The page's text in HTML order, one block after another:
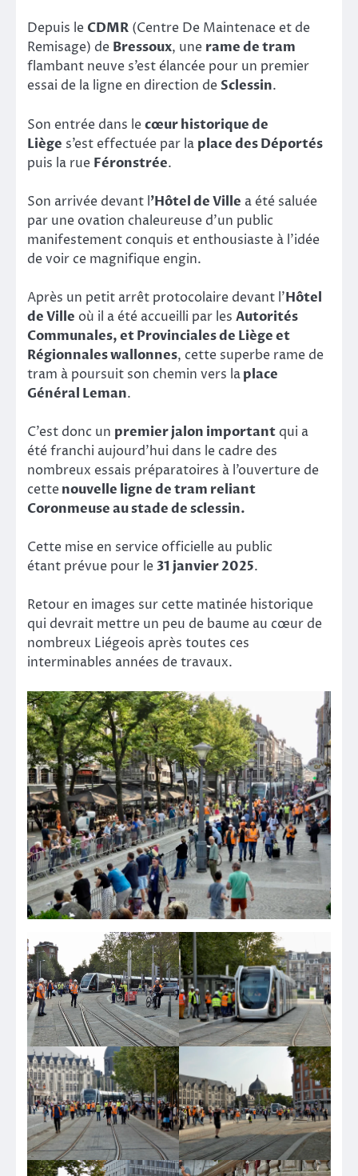
Depuis le CDMR (Centre De Maintenace et de
Remisage) de Bressoux, une rame de tram
flambant neuve s’est élancée pour un premier
essai de la ligne en direction deSclessin.
Son entrée dans lecœur historique de
Liège s’est effectuée par la place des Déportés
puis la rue Féronstrée.
Son arrivée devant l’Hôtel de Ville a été saluée
par une ovation chaleureuse d’un public
manifestement conquis et enthousiaste à l’idée
de voir ce magnifique engin.
Après un petit arrêt protocolaire devant l’Hôtel
de Ville où il a été accueilli par les Autorités
Communales, et Provinciales de Liège et
Régionnales wallonnes, cette superbe rame de
tram à poursuit son chemin vers laplace
Général Leman.
C’est donc un premier jalon important qui a
été franchi aujourd’hui dans le cadre des
nombreux essais préparatoires à l’ouverture de
cettenouvelle ligne de tram reliant
Coronmeuse au stade de sclessin.
Cette mise en service officielle au public
étant prévue pour le 31 janvier 2025.
Retour en images sur cette matinée historique
qui devrait mettre un peu de baume au cœur de
nombreux Liégeois après toutes ces
interminables années de travaux.